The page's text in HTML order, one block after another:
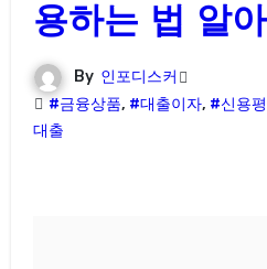
용하는 법 알아
By 인포디스커
#금융상품, #대출이자, #신용
대출